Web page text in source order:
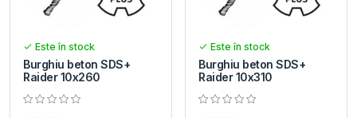
Este în stock
Burghiu beton SDS+
Raider 10x260
Este în stock
Burghiu beton SDS+
Raider 10x310